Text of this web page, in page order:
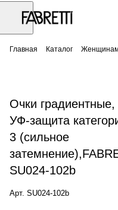
Главная Каталог
Очки градиентные,
УФ-защита
3 (сильное
SU024-102b
Арт. SU024-102b